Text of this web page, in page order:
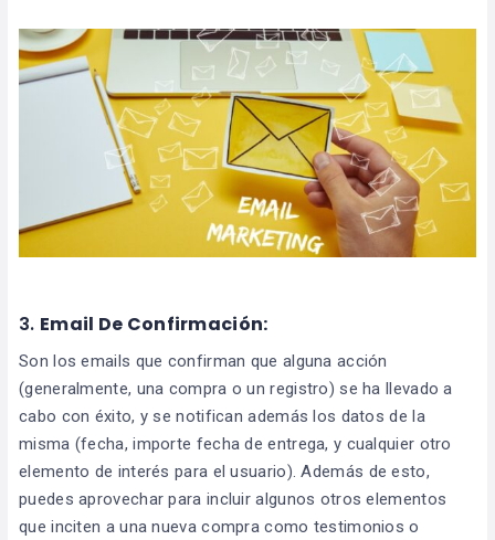
3. Email De Confirmación:
Son los emails que confirman que alguna acción
(generalmente, una compra o un registro) se ha llevado a
cabo con éxito, y se notifican además los datos de la
misma (fecha, importe fecha de entrega, y cualquier otro
elemento de interés para el usuario). Además de esto,
puedes aprovechar para incluir algunos otros elementos
que inciten a una nueva compra como testimonios o